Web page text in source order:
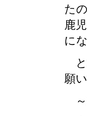
た
鹿
に
と
願
～